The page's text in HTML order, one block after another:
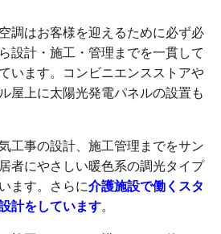
調はお客様を迎えるために必ず必
設計・施工・管理までを一貫して
います。コンビニエンスストアや
屋上に太陽光発電パネルの設置も
工事の設計、施工管理までをサン
者にやさしい暖色系の調光タイプ
ます。さらに介護施設で働くスタ
計をしています。